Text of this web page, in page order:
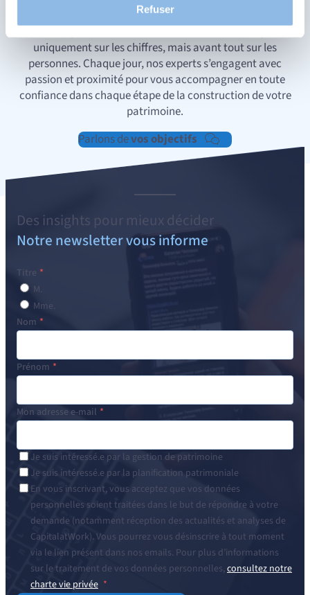
suivre les performances. Partager des informations avec
les réseaux sociaux utilisés et vous permettre de
visualiser du contenu hébergé sur un site externe.
Refuser
uniquement sur les chiffres, mais avant tout sur les
personnes. Chaque jour, nos experts s’engagent avec
passion et proximité pour vous accompagner en toute
confiance dans chaque étape de la construction de votre
patrimoine.
Parlons devos objectifs
Des insights pour mieux décider
Notre newsletter vous informe
Titre
M.
Mme.
Nom
Prénom
Mon adresse e-mail
Je suis intéressé.e par la gestion de patrimoine
Je suis intéressé.e par la planification patrimoniale
En vous inscrivant, vous acceptez que vos données
personnelles soient traitées dans le but de répondre à votre
demande (notamment réception des actualités et analyses de
CapitalatWork). Vous pourrez vous désinscrire à tout moment
via le lien présent dans nos emails. Pour plus d’informations
sur le traitement de vos données personnelles,consultez notre
charte vie privée